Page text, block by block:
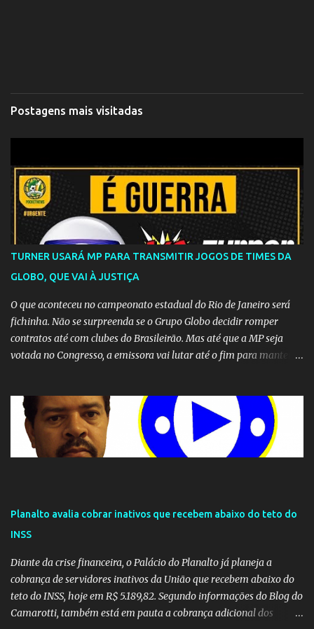
Postagens mais visitadas
TURNER USARÁ MP PARA TRANSMITIR JOGOS DE TIMES DA
GLOBO, QUE VAI À JUSTIÇA
O que aconteceu no campeonato estadual do Rio de Janeiro será
fichinha. Não se surpreenda se o Grupo Globo decidir romper
contratos até com clubes do Brasileirão. Mas até que a MP seja
votada no Congresso, a emissora vai lutar até o fim para manter o
Planalto avalia cobrar inativos que recebem abaixo do teto do
INSS
Diante da crise financeira, o Palácio do Planalto já planeja a
cobrança de servidores inativos da União que recebem abaixo do
teto do INSS, hoje em R$ 5.189,82. Segundo informações do Blog do
Camarotti, também está em pauta a cobrança adicional dos